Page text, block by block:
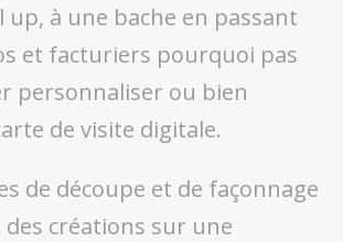
up, à une bache en passant
et facturiers pourquoi pas
personnaliser ou bien
de visite digitale.
de découpe et de façonnage
créations sur une